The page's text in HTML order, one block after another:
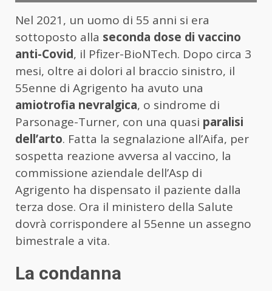
Nel 2021, un uomo di 55 anni si era
sottoposto alla seconda dose di vaccino
anti-Covid, il Pfizer-BioNTech. Dopo circa 3
mesi, oltre ai dolori al braccio sinistro, il
55enne di Agrigento ha avuto una
amiotrofia nevralgica, o sindrome di
Parsonage-Turner, con una quasi paralisi
dell’arto. Fatta la segnalazione all’Aifa, per
sospetta reazione avversa al vaccino, la
commissione aziendale dell’Asp di
Agrigento ha dispensato il paziente dalla
terza dose. Ora il ministero della Salute
dovrà corrispondere al 55enne un assegno
bimestrale a vita.
La condanna